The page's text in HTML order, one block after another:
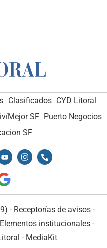
Clasificados CYD Litoral
SF Puerto Negocios
SF
- Receptorías de avisos -
Elementos institucionales -
- MediaKit